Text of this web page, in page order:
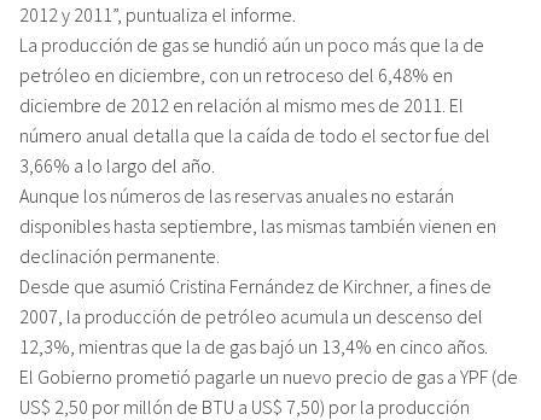
2012 y 2011”, puntualiza el informe.
La producción de gas se hundió aún un poco más que la de
petróleo en diciembre, con un retroceso del 6,48% en
diciembre de 2012 en relación al mismo mes de 2011. El
número anual detalla que la caída de todo el sector fue del
3,66% a lo largo del año.
Aunque los números de las reservas anuales no estarán
disponibles hasta septiembre, las mismas también vienen en
declinación permanente.
Desde que asumió Cristina Fernández de Kirchner, a fines de
2007, la producción de petróleo acumula un descenso del
12,3%, mientras que la de gas bajó un 13,4% en cinco años.
El Gobierno prometió pagarle un nuevo precio de gas a YPF (de
US$ 2,50 por millón de BTU a US$ 7,50) por la producción